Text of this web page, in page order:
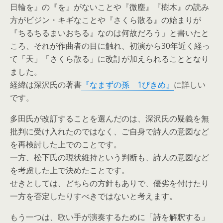
日輪を』の『を』がないことや『微塵』『樹木』の読み
方がビジン・キギなことや『さくら散る』の始まりが
『ちるちるまいおちる』なのは何故だろう」と書いたと
ころ、それが作曲者の目に触れ、初演から30年近く経っ
て「天」「さくら散る」に改訂が加えられることとなり
ました。
経緯は深沢氏の著書 『なまずの孫 1ぴきめ』 に詳しい
です。
多田氏が改訂することを選んだのは、深沢氏の疑義を無
批判に受け入れたのではなく、ご自身で詩人の意図など
を再検討した上でのことです。
一方、松下氏の現状維持という判断も、詩人の意図など
を考慮した上で決めたことです。
せきとしては、どちらの方針もありで、優劣を付けたり
一方を否定したりすべきではないと考えます。
もう一つは、歌い手が演奏するために「詩を解釈する」